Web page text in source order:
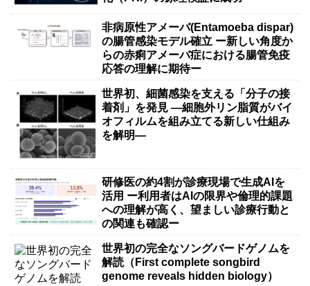
非病原性アメーバ(Entamoeba dispar)
の腸管感染モデル確立 ー新しい角度か
らの赤痢アメーバ症における腸管免疫
応答の理解に期待ー
世界初、細菌感染を支える「分子の接
着剤」を発見 ―細胞外リン脂質がバイ
オフィルムを組み立てる新しい仕組み
を解明―
研修医の約4割が診療現場で生成AIを
活用 ー利用者はAIの限界や倫理的課題
への理解が高く、望ましい診療行動と
の関連も確認ー
世界初の完全なソングバードゲノムを
解読（First complete songbird
genome reveals hidden biology）